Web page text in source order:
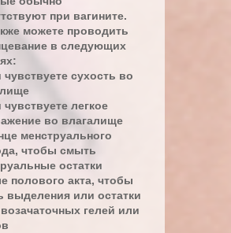
при вагините.
можете проводить
в следующих
чувствуете сухость во
чувствуете легкое
во влагалище
менструального
чтобы смыть
остатки
полового акта, чтобы
выделения или остатки
гелей или